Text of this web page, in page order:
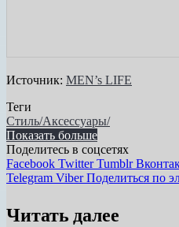
Источник: MEN’s LIFE
Теги
Стиль/Аксессуары/
Показать больше
Поделитесь в соцсетях
Facebook Twitter Tumblr
Telegram Viber Поделиться по
Читать далее